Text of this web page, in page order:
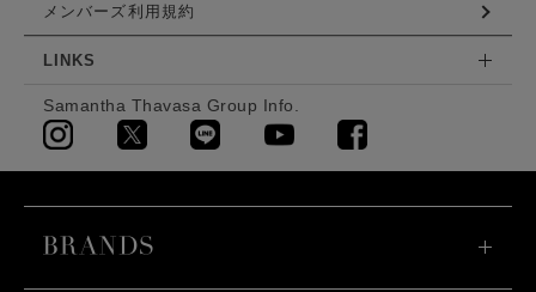
メンバーズ利用規約
LINKS
Samantha Thavasa Group Info.